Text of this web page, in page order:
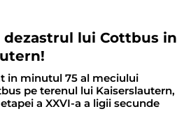
dezastrul lui Cottbus in
in minutul 75 al meciului
pe terenul lui Kaiserslautern,
a XXVI-a a ligii secunde